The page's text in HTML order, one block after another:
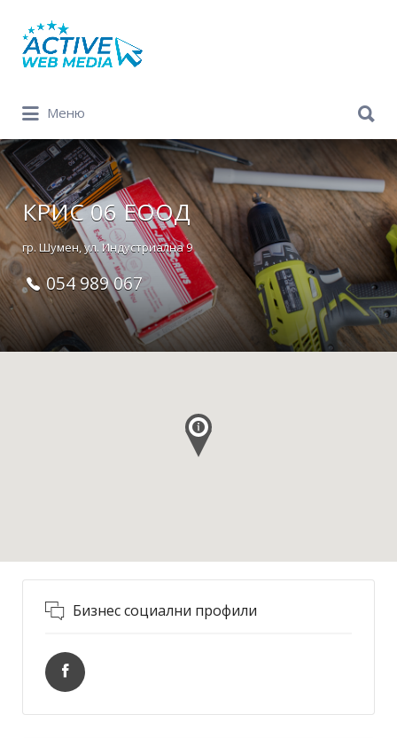
Search
for:
Меню
for:
КРИС 06 ЕООД
гр. Шумен, ул. Индустриална 9
054 989 067
Бизнес социални профили